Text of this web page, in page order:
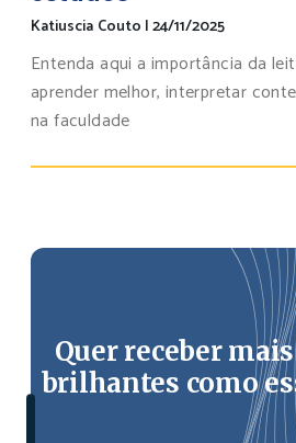
Katiuscia Couto |24/11/2025
Entenda aqui a importância da
aprender melhor, interpretar
na faculdade
Quer receber
brilhantes como